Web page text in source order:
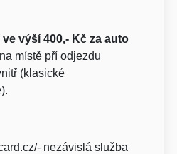
výší 400,- Kč za auto
místě pří odjezdu
(klasické
nezávislá služba